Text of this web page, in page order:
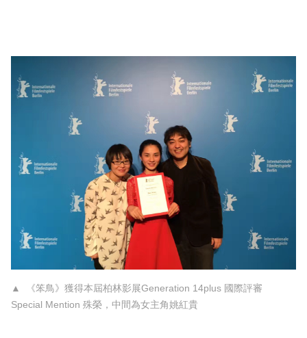
▲ 《笨鳥》獲得本屆柏林影展Generation 14plus 國際評審
Special Mention 殊榮，中間為女主角姚紅貴